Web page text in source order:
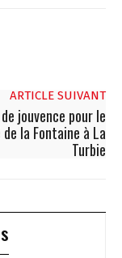
ARTICLE SUIVANT
jouvence pour le
la Fontaine à La
Turbie